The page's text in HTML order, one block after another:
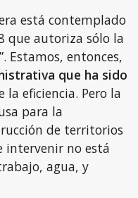
está contemplado
que autoriza sólo la
Estamos, entonces,
que ha sido
eficiencia. Pero la
para la
de territorios
intervenir no está
agua, y